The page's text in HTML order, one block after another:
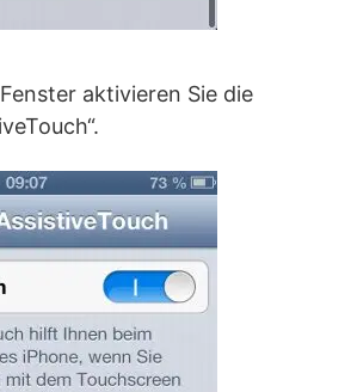
aktivieren Sie die